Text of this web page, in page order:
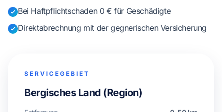
Bei Haftpflichtschaden 0 € für Geschädigte
Direktabrechnung mit der gegnerischen Versicherung
SERVICEGEBIET
Bergisches Land (Region)